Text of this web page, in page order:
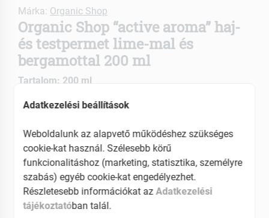
Márka: Organic Shop
Organic Shop “active aroma” haj-
és testpermet lime-mal és
bergamottal 200 ml
Tartalom: 200 ml
Adatkezelési beállítások
Weboldalunk az alapvető működéshez szükséges
cookie-kat használ. Szélesebb körű
funkcionalitáshoz (marketing, statisztika, személyre
szabás) egyéb cookie-kat engedélyezhet.
Részletesebb információkat azAdatkezelési
tájékoztatóban talál.